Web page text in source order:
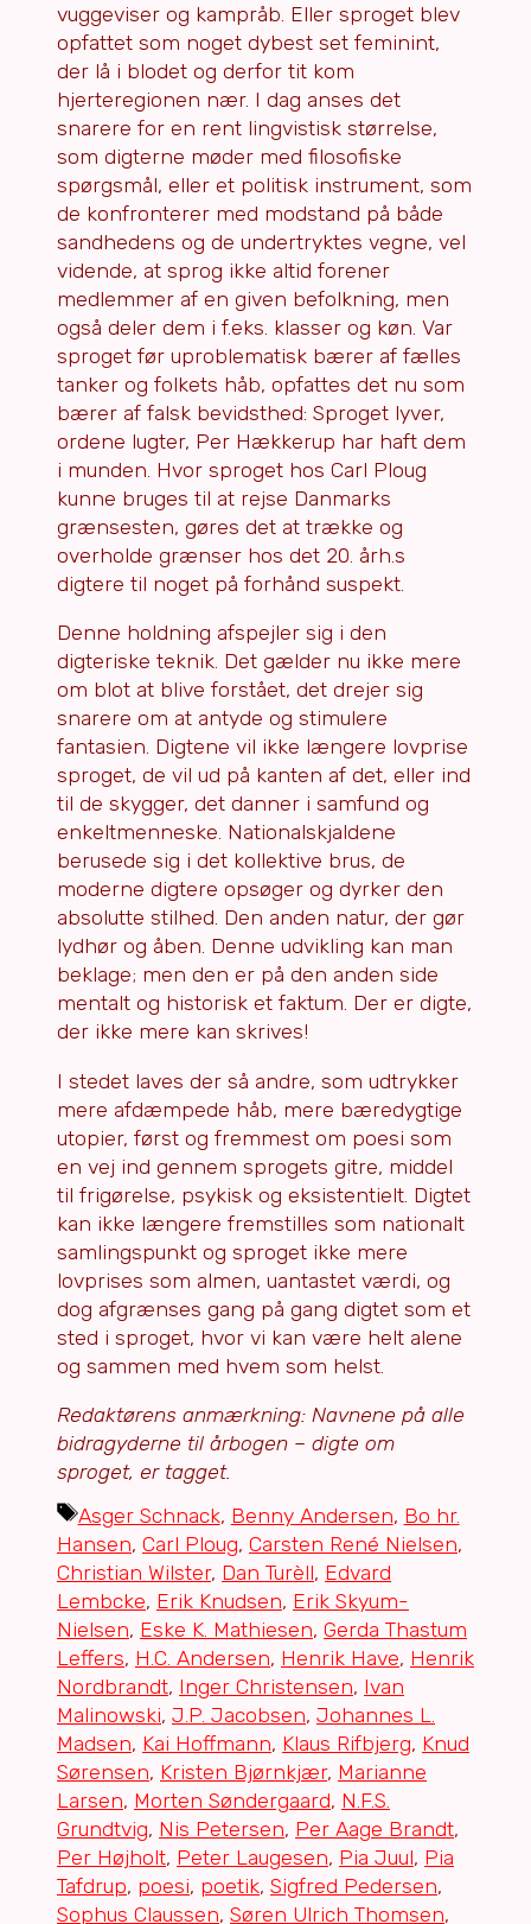
vuggeviser og kampråb. Eller sproget blev
opfattet som noget dybest set feminint,
der lå i blodet og derfor tit kom
hjerteregionen nær. I dag anses det
snarere for en rent lingvistisk størrelse,
som digterne møder med filosofiske
spørgsmål, eller et politisk instrument, som
de konfronterer med modstand på både
sandhedens og de undertryktes vegne, vel
vidende, at sprog ikke altid forener
medlemmer af en given befolkning, men
også deler dem i f.eks. klasser og køn. Var
sproget før uproblematisk bærer af fælles
tanker og folkets håb, opfattes det nu som
bærer af falsk bevidsthed: Sproget lyver,
ordene lugter, Per Hækkerup har haft dem
i munden. Hvor sproget hos Carl Ploug
kunne bruges til at rejse Danmarks
grænsesten, gøres det at trække og
overholde grænser hos det 20. årh.s
digtere til noget på forhånd suspekt.
Denne holdning afspejler sig i den
digteriske teknik. Det gælder nu ikke mere
om blot at blive forstået, det drejer sig
snarere om at antyde og stimulere
fantasien. Digtene vil ikke længere lovprise
sproget, de vil ud på kanten af det, eller ind
til de skygger, det danner i samfund og
enkeltmenneske. Nationalskjaldene
berusede sig i det kollektive brus, de
moderne digtere opsøger og dyrker den
absolutte stilhed. Den anden natur, der gør
lydhør og åben. Denne udvikling kan man
beklage; men den er på den anden side
mentalt og historisk et faktum. Der er digte,
der ikke mere kan skrives!
I stedet laves der så andre, som udtrykker
mere afdæmpede håb, mere bæredygtige
utopier, først og fremmest om poesi som
en vej ind gennem sprogets gitre, middel
til frigørelse, psykisk og eksistentielt. Digtet
kan ikke længere fremstilles som nationalt
samlingspunkt og sproget ikke mere
lovprises som almen, uantastet værdi, og
dog afgrænses gang på gang digtet som et
sted i sproget, hvor vi kan være helt alene
og sammen med hvem som helst.
Redaktørens anmærkning: Navnene på alle
bidragyderne til årbogen – digte om
sproget, er tagget.
Tags
Asger Schnack, Benny Andersen, Bo hr.
Hansen, Carl Ploug, Carsten René Nielsen,
Christian Wilster, Dan Turèll, Edvard
Lembcke, Erik Knudsen, Erik Skyum-
Nielsen, Eske K. Mathiesen, Gerda Thastum
Leffers, H.C. Andersen, Henrik Have, Henrik
Nordbrandt, Inger Christensen, Ivan
Malinowski, J.P. Jacobsen, Johannes L.
Madsen, Kai Hoffmann, Klaus Rifbjerg, Knud
Sørensen, Kristen Bjørnkjær, Marianne
Larsen, Morten Søndergaard, N.F.S.
Grundtvig, Nis Petersen, Per Aage Brandt,
Per Højholt, Peter Laugesen, Pia Juul, Pia
Tafdrup, poesi, poetik, Sigfred Pedersen,
Sophus Claussen, Søren Ulrich Thomsen,